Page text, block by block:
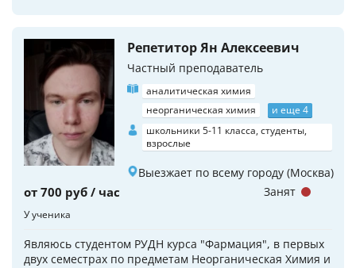
Репетитор Ян Алексеевич
Частный преподаватель
аналитическая химия
неорганическая химия
и еще 4
школьники 5-11 класса, студенты,
взрослые
Выезжает по всему городу (Москва)
от 700 руб / час
У ученика
Являюсь студентом РУДН курса "Фармация", в первых
двух семестрах по предметам Неорганическая Химия и
Занят